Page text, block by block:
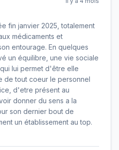
fin janvier 2025, totalement
médicaments et
entourage. En quelques
un équilibre, une vie sociale
lui permet d'être elle
de tout coeur le personnel
d'etre présent au
donner du sens a la
son dernier bout de
un établissement au top.